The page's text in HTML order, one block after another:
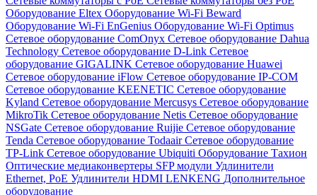
Оборудование Eltex Оборудование Wi-Fi Beward
Оборудование Wi-Fi EnGenius Оборудование Wi-Fi Optimus
Сетевое оборудование ComOnyx Сетевое оборудование Dahua
Technology Сетевое оборудование D-Link Сетевое
оборудование GIGALINK Сетевое оборудование Huawei
Сетевое оборудование iFlow Сетевое оборудование IP-COM
Сетевое оборудование KEENETIC Сетевое оборудование
Kyland Сетевое оборудование Mercusys Сетевое оборудование
MikroTik Сетевое оборудование Netis Сетевое оборудование
NSGate Сетевое оборудование Ruijie Сетевое оборудование
Tenda Сетевое оборудование TodaairСетевое оборудование
TP-Link Сетевое оборудование Ubiquiti Оборудование Тахион
Оптические медиаконвертеры SFP модули Удлинители
Ethernet, PoE Удлинители HDMI LENKENG Дополнительное
оборудование